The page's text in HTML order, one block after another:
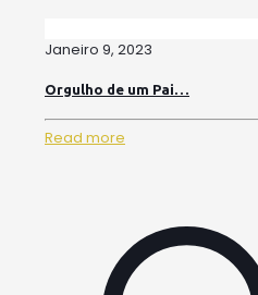
Janeiro 9, 2023
Orgulho de um Pai…
Read more